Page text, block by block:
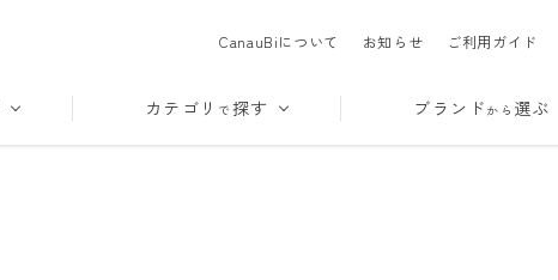
CanauBiについて お知らせ ご利用ガイド
カテゴリ で探す ブランド から 選ぶ